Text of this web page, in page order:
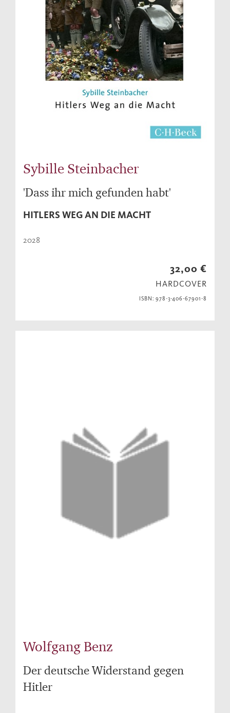
Sybille Steinbacher
'Dass ihr mich gefunden habt'
HITLERS WEG AN DIE MACHT
2028
32,00 €
HARDCOVER
ISBN: 978-3-406-67901-8
Wolfgang Benz
Der deutsche Widerstand gegen
Hitler